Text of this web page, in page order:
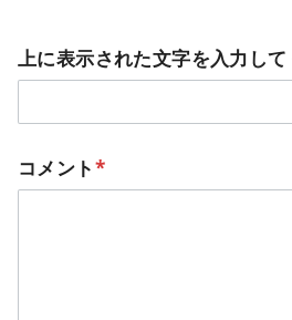
上に表示された文字を入力して
コメント*